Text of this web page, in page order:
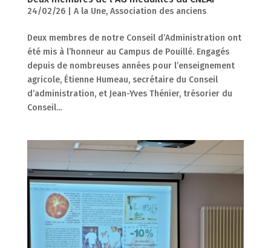
24/02/26| A la Une, Association des anciens
Deux membres de notre Conseil d’Administration ont
été mis à l’honneur au Campus de Pouillé. Engagés
depuis de nombreuses années pour l’enseignement
agricole, Étienne Humeau, secrétaire du Conseil
d’administration, et Jean-Yves Thénier, trésorier du
Conseil...